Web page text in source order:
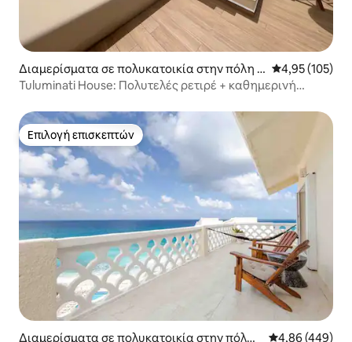
Διαμερίσματα σε πολυκατοικία στην πόλη T
ulum
Μέση
4,95 (105)
Tuluminati House: Πολυτελές ρετιρέ + καθημερινή
Επιλογή επισκεπτών
Επιλογή επισκεπτών
Διαμερίσματα σε πολυκατοικία στην πόλη
Μέση
4,86 (449)